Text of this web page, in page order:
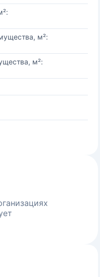
м²:
м²: